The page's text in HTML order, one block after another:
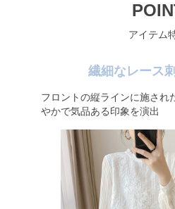
アイテム
繊細なレース
フロントの縦ラインに施され
やかで気品ある印象を演出